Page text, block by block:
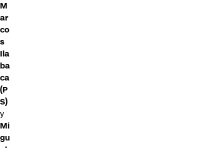
M
ar
co
s
Ila
ba
ca
(P
S)
y
Mi
gu